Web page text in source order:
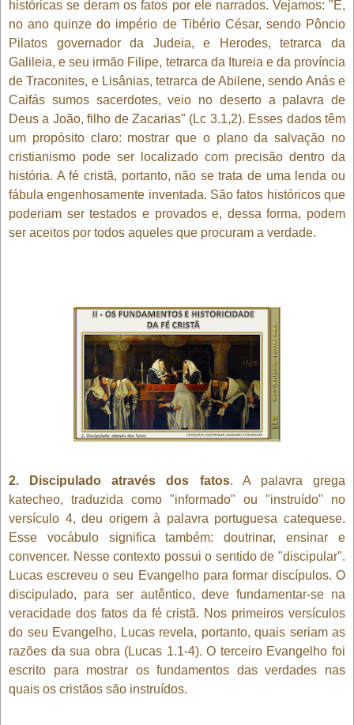
históricas se deram os fatos por ele narrados. Vejamos: "E,
no ano quinze do império de Tibério César, sendo Pôncio
Pilatos governador da Judeia, e Herodes, tetrarca da
Galileia, e seu irmão Filipe, tetrarca da Itureia e da província
de Traconites, e Lisânias, tetrarca de Abilene, sendo Anás e
Caifás sumos sacerdotes, veio no deserto a palavra de
Deus a João, filho de Zacarias" (Lc 3.1,2). Esses dados têm
um propósito claro: mostrar que o plano da salvação no
cristianismo pode ser localizado com precisão dentro da
história. A fé cristã, portanto, não se trata de uma lenda ou
fábula engenhosamente inventada. São fatos históricos que
poderiam ser testados e provados e, dessa forma, podem
ser aceitos por todos aqueles que procuram a verdade.
2. Discipulado através dos fatos. A palavra grega
katecheo, traduzida como "informado" ou "instruído" no
versículo 4, deu origem à palavra portuguesa catequese.
Esse vocábulo significa também: doutrinar, ensinar e
convencer. Nesse contexto possui o sentido de "discipular".
Lucas escreveu o seu Evangelho para formar discípulos. O
discipulado, para ser autêntico, deve fundamentar-se na
veracidade dos fatos da fé cristã. Nos primeiros versículos
do seu Evangelho, Lucas revela, portanto, quais seriam as
razões da sua obra (Lucas 1.1-4). O terceiro Evangelho foi
escrito para mostrar os fundamentos das verdades nas
quais os cristãos são instruídos.